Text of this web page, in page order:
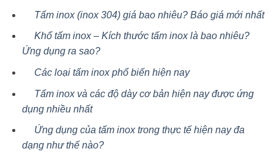
Tấm inox (inox 304) giá bao nhiêu? Báo giá mới nhất
Khổ tấm inox – Kích thước tấm inox là bao nhiêu?
Ứng dụng ra sao?
Các loại tấm inox phổ biến hiện nay
Tấm inox và các độ dày cơ bản hiện nay được ứng
dụng nhiều nhất
Ứng dụng của tấm inox trong thực tế hiện nay đa
dạng như thế nào?